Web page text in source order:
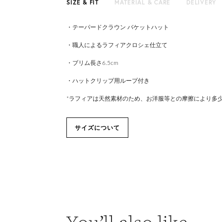
SIZE & FIT MATERIAL & CARE DELIVERY
・テーパードクラウン バケットハット
・職人によるラフィアクロシェ仕立て
・ブリム長さ6.5cm
・ハットクリップ用ループ付き
*ラフィアは天然素材のため、お洋服等との摩擦により多
サイズについて